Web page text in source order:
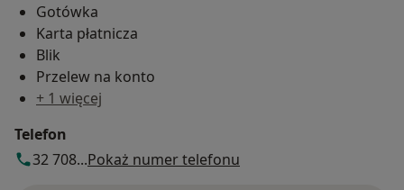
Gotówka
Karta płatnicza
Blik
Przelew na konto
+ 1 więcej
Telefon
32 708...Pokaż numer telefonu